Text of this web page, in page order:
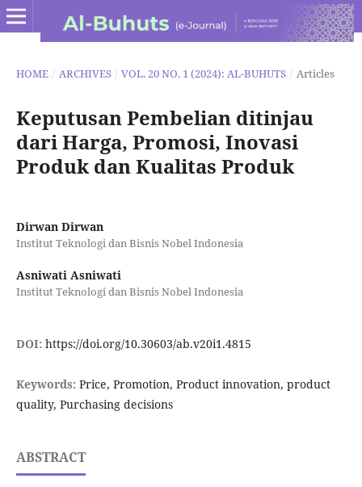
HOME / ARCHIVES / VOL. 20 NO. 1 (2024): AL-BUHUTS / Articles
Keputusan Pembelian ditinjau
dari Harga, Promosi, Inovasi
Produk dan Kualitas Produk
Dirwan Dirwan
Institut Teknologi dan Bisnis Nobel Indonesia
Asniwati Asniwati
Institut Teknologi dan Bisnis Nobel Indonesia
DOI: https://doi.org/10.30603/ab.v20i1.4815
Keywords: Price, Promotion, Product innovation, product
quality, Purchasing decisions
ABSTRACT